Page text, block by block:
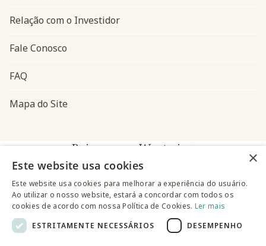
Relação com o Investidor
Fale Conosco
FAQ
Mapa do Site
Baixe o app Westwing
×
Este website usa cookies
Este website usa cookies para melhorar a experiência do usuário.
Ao utilizar o nosso website, estará a concordar com todos os
cookies de acordo com nossa Política de Cookies. Ler mais
ESTRITAMENTE NECESSÁRIOS
DESEMPENHO